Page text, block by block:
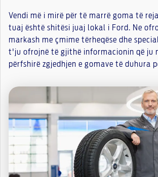
Vendi më i mirë për të marrë goma të
tuaj është shitësi juaj lokal i Ford. Ne
markash me çmime tërheqëse dhe
t'ju ofrojnë të gjithë informacionin që ju
përfshirë zgjedhjen e gomave të duhura